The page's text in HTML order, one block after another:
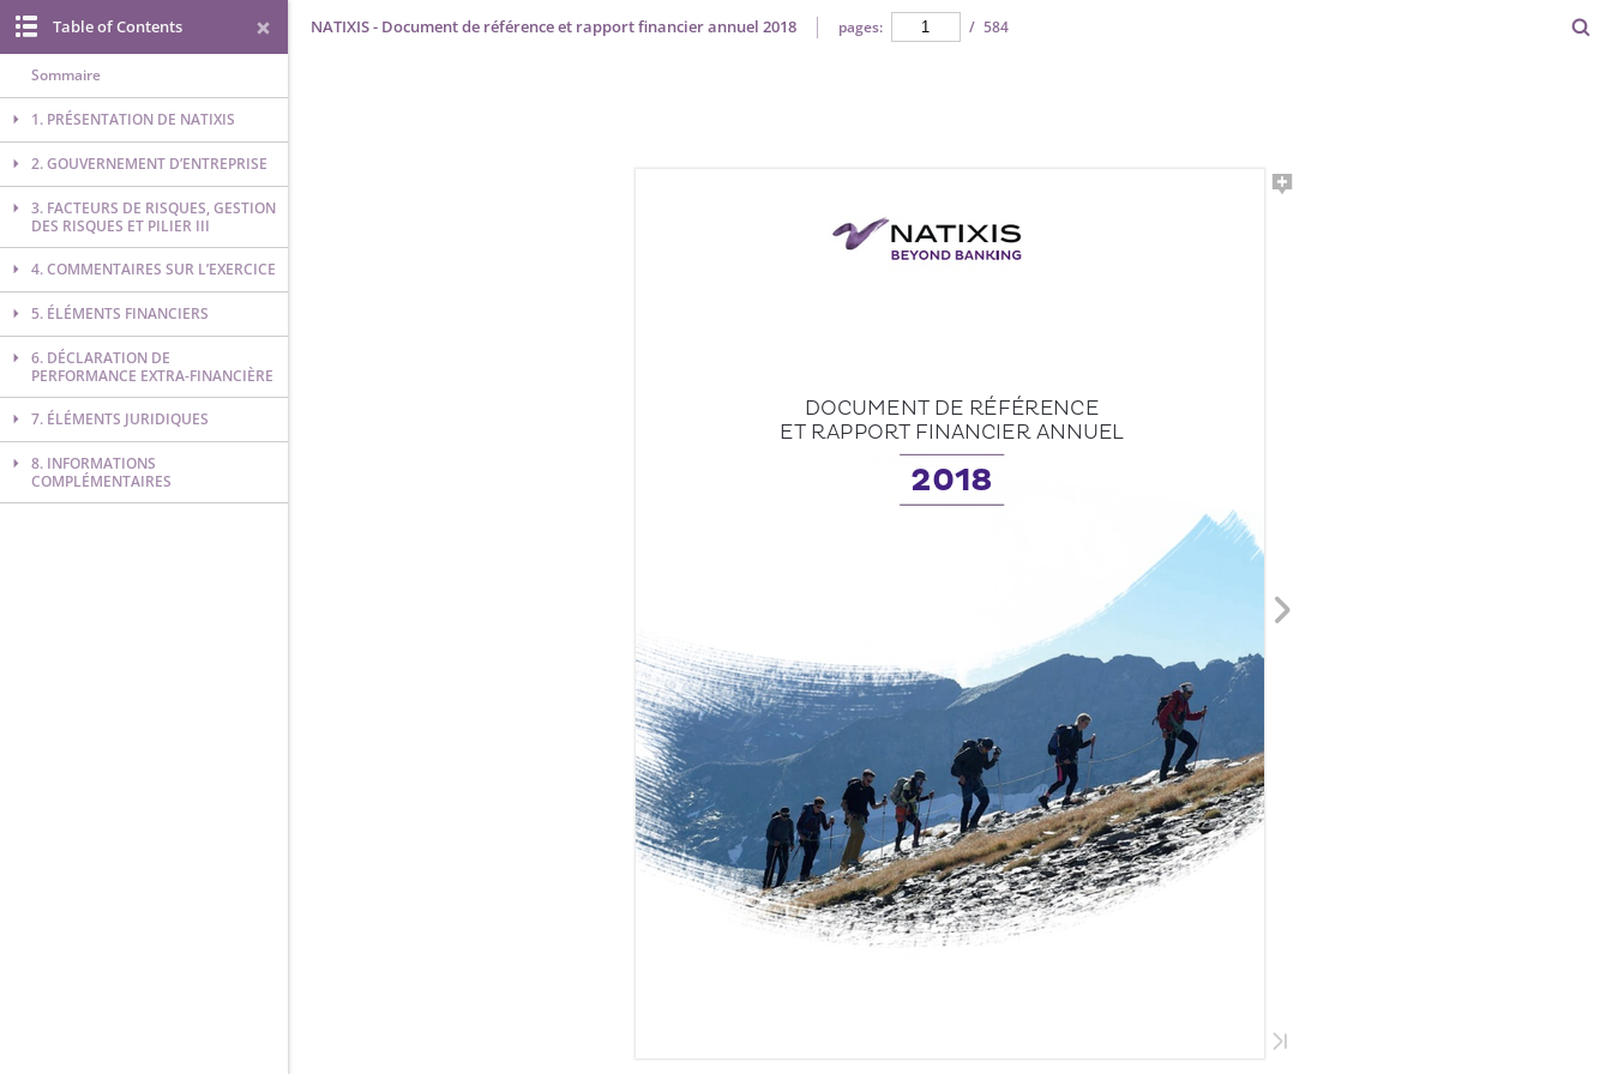
NATIXIS - Document de référence et rapport financier annuel 2018 pages: / 584
Table of Contents
Sommaire
1. PRÉSENTATION DE NATIXIS
2. GOUVERNEMENT D’ENTREPRISE
3. FACTEURS DE RISQUES, GESTION
DES RISQUES ET PILIER III
4. COMMENTAIRES SUR L’EXERCICE
5. ÉLÉMENTS FINANCIERS
6. DÉCLARATION DE
PERFORMANCE EXTRA-FINANCIÈRE
7. ÉLÉMENTS JURIDIQUES
8. INFORMATIONS
COMPLÉMENTAIRES